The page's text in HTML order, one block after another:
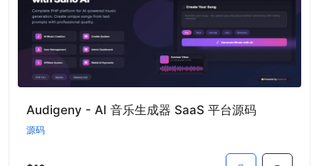
Audigeny - AI 音乐生成器 SaaS 平台源码
源码